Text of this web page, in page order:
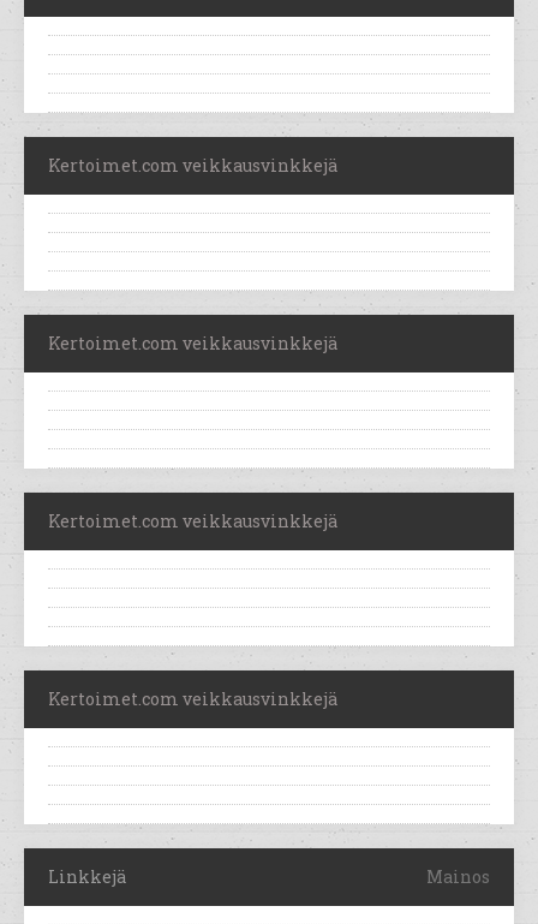
Kertoimet.com veikkausvinkkejä
Kertoimet.com veikkausvinkkejä
Kertoimet.com veikkausvinkkejä
Kertoimet.com veikkausvinkkejä
Linkkejä Mainos